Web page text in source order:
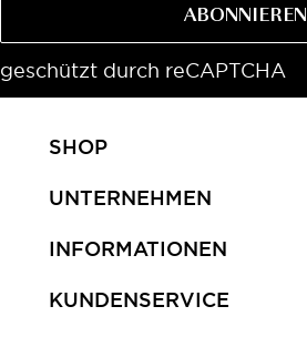
ABONNIEREN
geschützt durch reCAPTCHA
SHOP
UNTERNEHMEN
INFORMATIONEN
KUNDENSERVICE